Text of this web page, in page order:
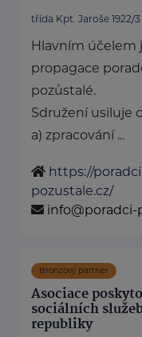
třída Kpt. Jaroše 1922/3
Hlavním účelem
propagace
pozůstalé.
Sdružení usiluje
a) zpracování ...
https://
pozustale.cz/
info@poradci-
Bronzový partner
Asociace
sociálních
republiky